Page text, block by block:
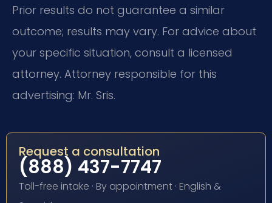
Prior results do not guarantee a similar
outcome; results may vary. For advice about
your specific situation, consult a licensed
attorney. Attorney responsible for this
advertising: Mr. Sris.
Request a consultation
(888) 437-7747
Toll-free intake · By appointment · English &